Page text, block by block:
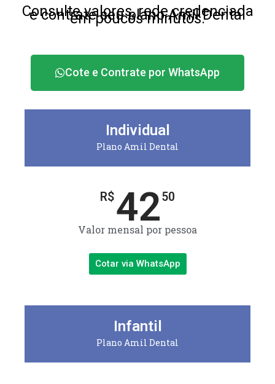
Consulte valores, rede credenciada
e contrate seu plano Amil Dental
em poucos minutos.
Cote e Contrate por WhatsApp
Individual
Plano Amil Dental
R$4250
Valor mensal por pessoa
Cotar via WhatsApp
Infantil
Plano Amil Dental